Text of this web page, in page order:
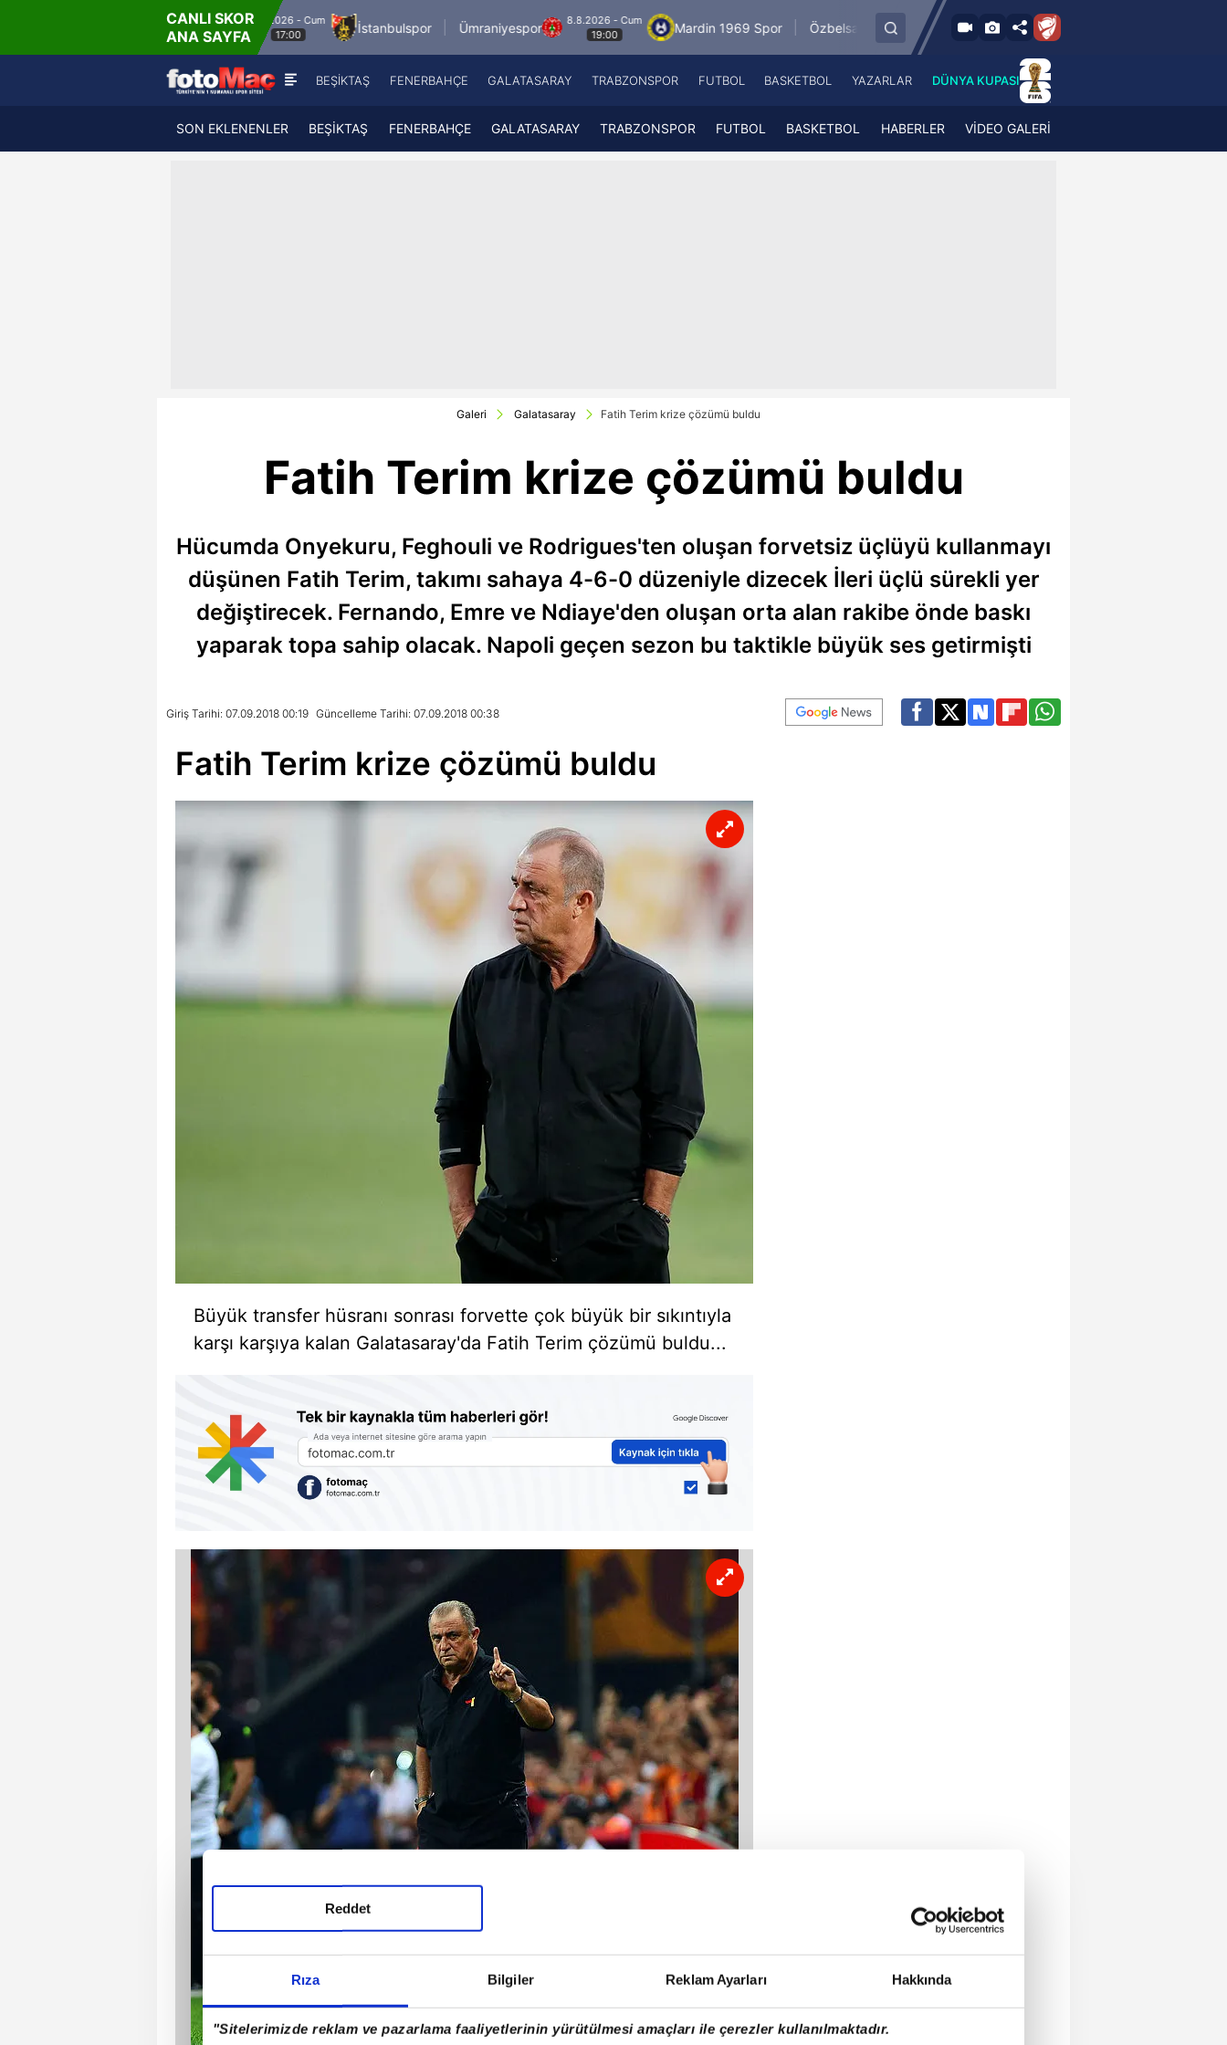
Rıza Bilgiler Reklam Ayarları Hakkında
"Sitelerimizde reklam ve pazarlama faaliyetlerinin yürütülmesi amaçları ile çerezler kullanılmaktadır.
Reddet
CANLI SKOR
ANA SAYFA
8.8.2026 - Cum
17:00
İstanbulspor Ümraniyespor
8.8.2026 - Cum
19:00
Mardin 1969 Spor Özbelsan Sivasspor
8.8.2026 - Cum
19:00
Esenler Erokspor
Fenerbahçe
Galatasaray
A Spor
ATV
A Haber Radyo
A Spor Radyo
A News Radio
BEŞİKTAŞ FENERBAHÇE GALATASARAY TRABZONSPOR FUTBOL BASKETBOL YAZARLAR DÜNYA KUPASI
SON EKLENENLER BEŞİKTAŞ FENERBAHÇE GALATASARAY TRABZONSPOR FUTBOL BASKETBOL HABERLER VİDEO GALERİ
Galeri Galatasaray Fatih Terim krize çözümü buldu
Fatih Terim krize çözümü buldu
Hücumda Onyekuru, Feghouli ve Rodrigues'ten oluşan forvetsiz üçlüyü kullanmayı
düşünen Fatih Terim, takımı sahaya 4-6-0 düzeniyle dizecek İleri üçlü sürekli yer
değiştirecek. Fernando, Emre ve Ndiaye'den oluşan orta alan rakibe önde baskı
yaparak topa sahip olacak. Napoli geçen sezon bu taktikle büyük ses getirmişti
Giriş Tarihi: 07.09.2018 00:19 Güncelleme Tarihi: 07.09.2018 00:38
Fatih Terim krize çözümü buldu
Büyük transfer hüsranı sonrası forvette çok büyük bir sıkıntıyla
karşı karşıya kalan Galatasaray'da Fatih Terim çözümü buldu...